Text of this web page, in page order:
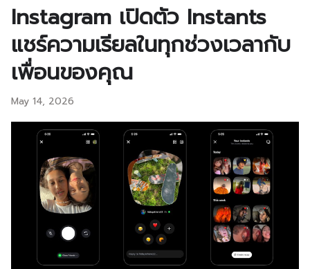
Instagram เปิดตัว Instants
แชร์ความเรียลในทุกช่วงเวลากับ
เพื่อนของคุณ
May 14, 2026